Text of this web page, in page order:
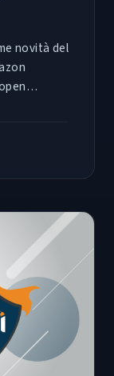
novità del